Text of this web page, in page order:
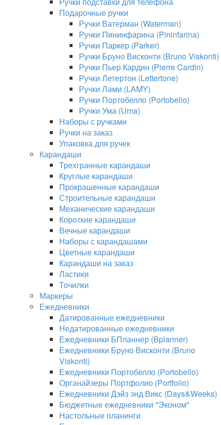
Подарочные ручки
Ручки Ватерман (Waterman)
Ручки Пининфарина (Pininfarina)
Ручки Паркер (Parker)
Ручки Бруно Висконти (Bruno Viskonti)
Ручки Пьер Кардин (Pierre Cardin)
Ручки Летертон (Lettertone)
Ручки Лами (LAMY)
Ручки Портобелло (Portobello)
Ручки Ума (Uma)
Наборы с ручками
Ручки на заказ
Упаковка для ручек
Карандаши
Трехгранные карандаши
Круглые карандаши
Прокрашенные карандаши
Строительные карандаши
Механические карандаши
Короткие карандаши
Вечные карандаши
Наборы с карандашами
Цветные карандаши
Карандаши на заказ
Ластики
Точилки
Маркеры
Ежедневники
Датированные ежедневники
Недатированные ежедневники
Ежедневники БПланнер (Bplanner)
Ежедневники Бруно Висконти (Bruno
Viskonti)
Ежедневники Портобелло (Portobello)
Органайзеры Портфолио (Portfolio)
Ежедневники Дэйз энд Викс (Days&Weeks)
Бюджетные ежедневники "Эконом"
Настольные планинги